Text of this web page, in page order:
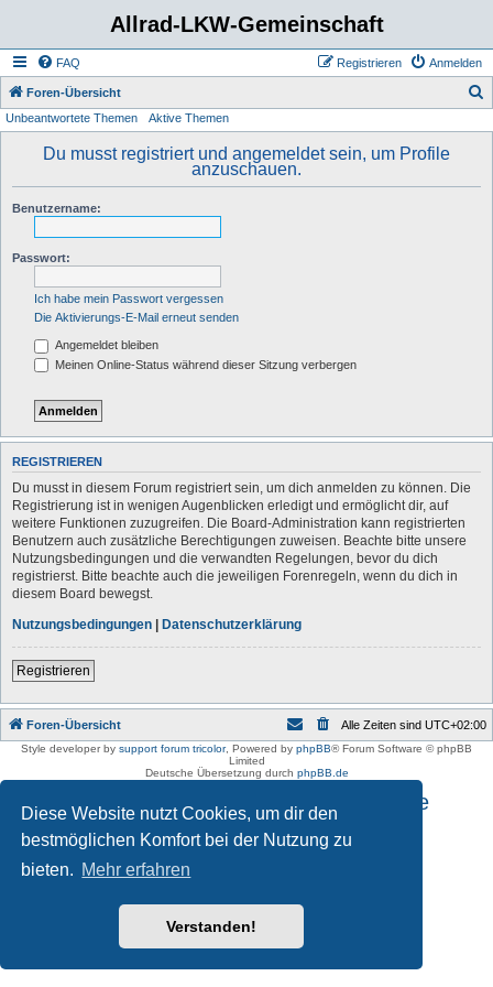
Diese Website nutzt Cookies, um dir den
bestmöglichen Komfort bei der Nutzung zu
bieten. Mehr erfahren
Verstanden!
Allrad-LKW-Gemeinschaft
FAQ Anmelden
Registrieren
Foren-Übersicht
Unbeantwortete Themen Aktive Themen
Du musst registriert und angemeldet sein, um Profile
anzuschauen.
Benutzername:
Passwort:
Ich habe mein Passwort vergessen
Die Aktivierungs-E-Mail erneut senden
Angemeldet bleiben
Meinen Online-Status während dieser Sitzung verbergen
REGISTRIEREN
Du musst in diesem Forum registriert sein, um dich anmelden zu können. Die
Registrierung ist in wenigen Augenblicken erledigt und ermöglicht dir, auf
weitere Funktionen zuzugreifen. Die Board-Administration kann registrierten
Benutzern auch zusätzliche Berechtigungen zuweisen. Beachte bitte unsere
Nutzungsbedingungen und die verwandten Regelungen, bevor du dich
registrierst. Bitte beachte auch die jeweiligen Forenregeln, wenn du dich in
diesem Board bewegst.
Nutzungsbedingungen | Datenschutzerklärung
Registrieren
Foren-Übersicht Alle Zeiten sind UTC+02:00
Style developer by support forum tricolor, Powered by phpBB® Forum Software © phpBB
Limited
Deutsche Übersetzung durch phpBB.de
Impressum und Datenschutzhinweise